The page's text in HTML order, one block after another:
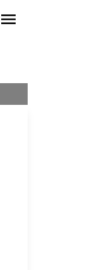
menu